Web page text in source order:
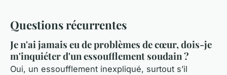
Questions récurrentes
Je n'ai jamais eu de problèmes de cœur, dois-je
m'inquiéter d'un essoufflement soudain ?
Oui, un essoufflement inexpliqué, surtout s’il